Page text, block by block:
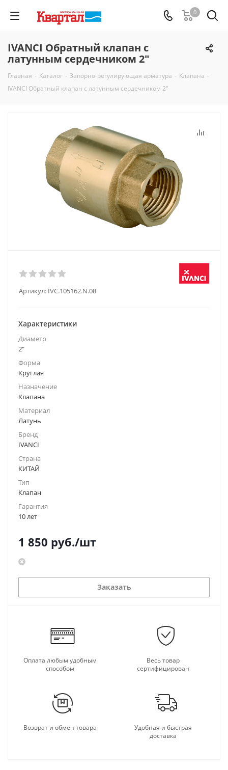
0
IVANCI Обратный клапан с
латунным сердечником 2"
Главная - Каталог - Запорно-регулирующая арматура - Клапана -
IVANCI Обратный клапан с латунным сердечником 2"
Артикул: IVC.105162.N.08
Характеристики
Диаметр
2"
Форма
Круглая
Назначение
Клапана
Материал
Латунь
Бренд
IVANCI
Страна
КИТАЙ
Тип
Клапан
Гарантия
10 лет
1 850 руб./шт
Заказать
Оплата любым удобным
способом
Весь товар
сертифицирован
Возврат и обмен товара
Удобная и быстрая
доставка